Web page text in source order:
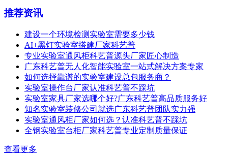
推荐资讯
建设一个环境检测实验室需要多少钱
AI+黑灯实验室搭建厂家科艺普
专业实验室通风柜科艺普源头厂家匠心制造
广东科艺普无人化智能实验室一站式解决方案专家
如何选择靠谱的实验室建设总包服务商？
实验室操作台厂家认准科艺普不踩坑
实验室家具厂家选哪个好?广东科艺普高品质服务好
知名实验室装修公司就选广东科艺普团队实力强
实验室通风柜厂家如何选？认准科艺普不踩坑
全钢实验室台柜厂家科艺普专业定制质量保证
查看更多